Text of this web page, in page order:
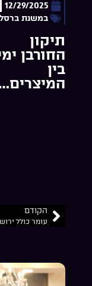
12/29/2025
במשנת
תיקון
החורבן
בין
הקודם
עומר כולל